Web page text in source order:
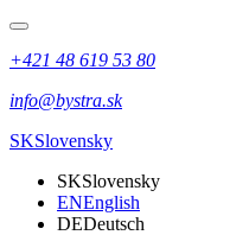
+421 48 619 53 80
info@bystra.sk
SKSlovensky
SKSlovensky
ENEnglish
DEDeutsch